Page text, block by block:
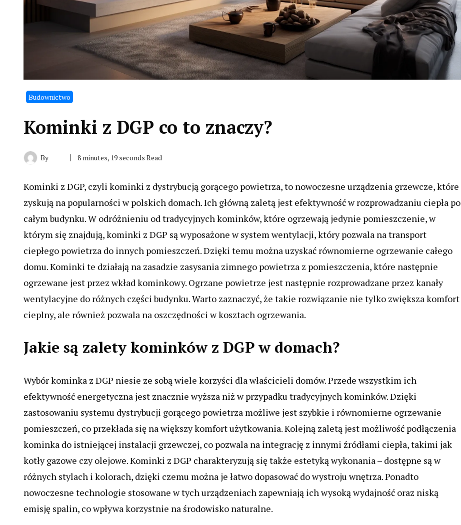
Budownictwo
Kominki z DGP co to znaczy?
By 8 minutes, 19 seconds Read
Kominki z DGP, czyli kominki z dystrybucją gorącego powietrza, to nowoczesne urządzenia grzewcze, które
zyskują na popularności w polskich domach. Ich główną zaletą jest efektywność w rozprowadzaniu ciepła po
całym budynku. W odróżnieniu od tradycyjnych kominków, które ogrzewają jedynie pomieszczenie, w
którym się znajdują, kominki z DGP są wyposażone w system wentylacji, który pozwala na transport
ciepłego powietrza do innych pomieszczeń. Dzięki temu można uzyskać równomierne ogrzewanie całego
domu. Kominki te działają na zasadzie zasysania zimnego powietrza z pomieszczenia, które następnie
ogrzewane jest przez wkład kominkowy. Ogrzane powietrze jest następnie rozprowadzane przez kanały
wentylacyjne do różnych części budynku. Warto zaznaczyć, że takie rozwiązanie nie tylko zwiększa komfort
cieplny, ale również pozwala na oszczędności w kosztach ogrzewania.
Jakie są zalety kominków z DGP w domach?
Wybór kominka z DGP niesie ze sobą wiele korzyści dla właścicieli domów. Przede wszystkim ich
efektywność energetyczna jest znacznie wyższa niż w przypadku tradycyjnych kominków. Dzięki
zastosowaniu systemu dystrybucji gorącego powietrza możliwe jest szybkie i równomierne ogrzewanie
pomieszczeń, co przekłada się na większy komfort użytkowania. Kolejną zaletą jest możliwość podłączenia
kominka do istniejącej instalacji grzewczej, co pozwala na integrację z innymi źródłami ciepła, takimi jak
kotły gazowe czy olejowe. Kominki z DGP charakteryzują się także estetyką wykonania – dostępne są w
różnych stylach i kolorach, dzięki czemu można je łatwo dopasować do wystroju wnętrza. Ponadto
nowoczesne technologie stosowane w tych urządzeniach zapewniają ich wysoką wydajność oraz niską
emisję spalin, co wpływa korzystnie na środowisko naturalne.